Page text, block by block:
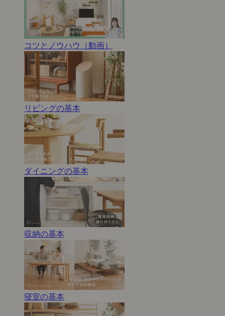
コツとノウハウ（動画）
リビングの基本
ダイニングの基本
収納の基本
寝室の基本